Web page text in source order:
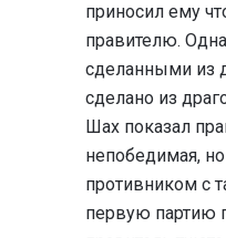
приносил ему
правителю.
сделанными из
сделано из
Шах показал
непобедимая,
противником с
первую партию